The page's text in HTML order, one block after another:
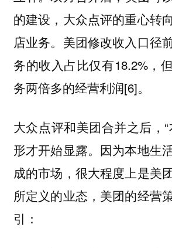
的建设，大众点评的重心转
店业务。美团修改收入口径
务的收入占比仅有18.2%，
务两倍多的经营利润[6]。
大众点评和美团合并之后，
形才开始显露。因为本地生
成的市场，很大程度上是美
所定义的业态，美团的经营
引：